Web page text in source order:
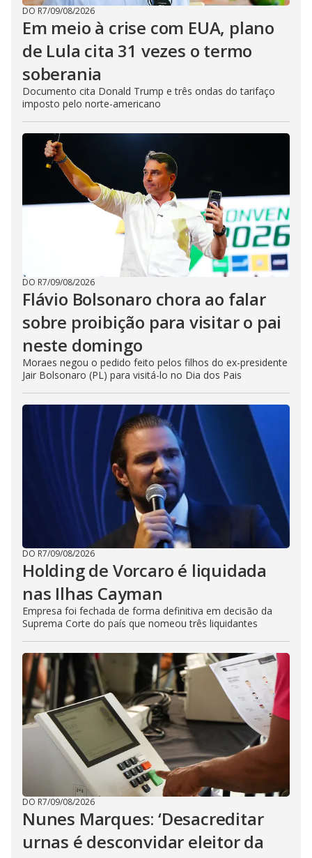
DO R7/09/08/2026
Em meio à crise com EUA, plano
de Lula cita 31 vezes o termo
soberania
Documento cita Donald Trump e três ondas do tarifaço
imposto pelo norte-americano
DO R7/09/08/2026
Flávio Bolsonaro chora ao falar
sobre proibição para visitar o pai
neste domingo
Moraes negou o pedido feito pelos filhos do ex-presidente
Jair Bolsonaro (PL) para visitá-lo no Dia dos Pais
DO R7/09/08/2026
Holding de Vorcaro é liquidada
nas Ilhas Cayman
Empresa foi fechada de forma definitiva em decisão da
Suprema Corte do país que nomeou três liquidantes
DO R7/09/08/2026
Nunes Marques: ‘Desacreditar
urnas é desconvidar eleitor da